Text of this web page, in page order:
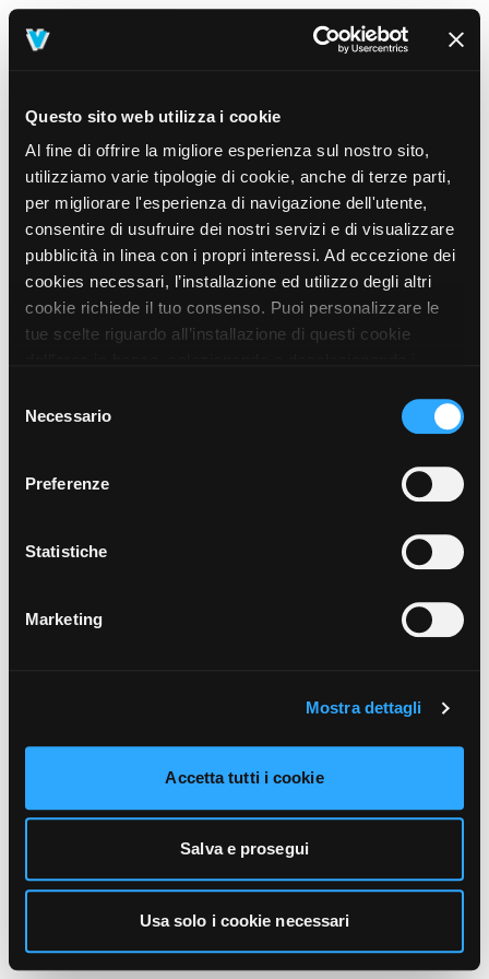
Questo sito web utilizza i cookie
Al fine di offrire la migliore esperienza sul nostro sito,
utilizziamo varie tipologie di cookie, anche di terze parti,
per migliorare l'esperienza di navigazione dell'utente,
consentire di usufruire dei nostri servizi e di visualizzare
pubblicità in linea con i propri interessi. Ad eccezione dei
cookies necessari, l’installazione ed utilizzo degli altri
cookie richiede il tuo consenso. Puoi personalizzare le
tue scelte riguardo all’installazione di questi cookie
prosegui” o decidere di accettare tutti i cookie, cliccando
sul pulsante “Accetta tutti i cookie”. Cliccando sul tasto
unicamente i cookie necessari alla navigazione. Per
funzionamento, puoi prendere visione dell’informativa
cliccando qui.
delNecessario
Preferenze
Statistiche
Marketing
Mostra dettagli
Accetta tutti i cookie
Salva e prosegui
Usa solo i cookie necessari
404